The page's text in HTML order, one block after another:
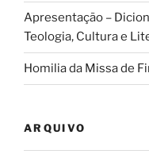
Apresentação –
Teologia, Cultura e
Homilia da Missa de
ARQUIVO